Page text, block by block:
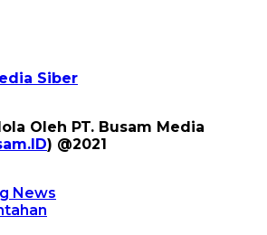
Siber
Oleh PT. Busam Media
) @2021
News